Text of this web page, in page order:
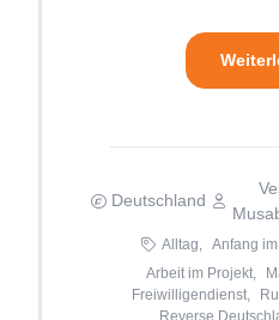
Deutschland
Alltag, Anfang
Arbeit im Projekt,
Freiwilligendienst,
Reverse